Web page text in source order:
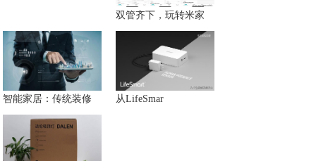
双管齐下，玩转米家
智能家居：传统装修 从LifeSmar